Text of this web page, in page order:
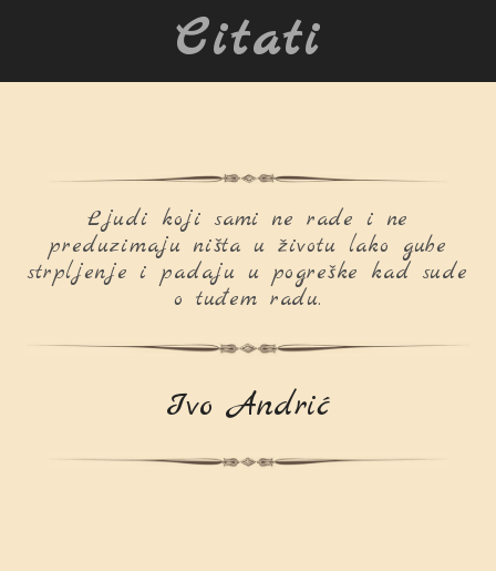
Citati
Ljudi koji sami ne rade i ne
preduzimaju ništa u životu lako gube
strpljenje i padaju u pogreške kad sude
o tuđem radu.
Ivo Andrić